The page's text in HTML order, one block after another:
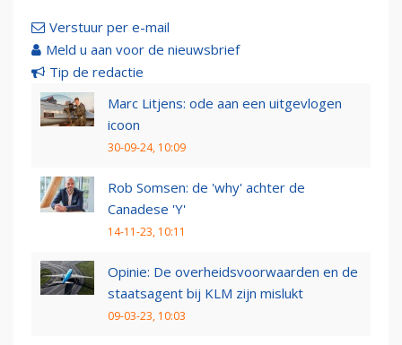
Verstuur per e-mail
Meld u aan voor de nieuwsbrief
Tip de redactie
Marc Litjens: ode aan een uitgevlogen
icoon
30-09-24, 10:09
Rob Somsen: de 'why' achter de
Canadese 'Y'
14-11-23, 10:11
Opinie: De overheidsvoorwaarden en de
staatsagent bij KLM zijn mislukt
09-03-23, 10:03